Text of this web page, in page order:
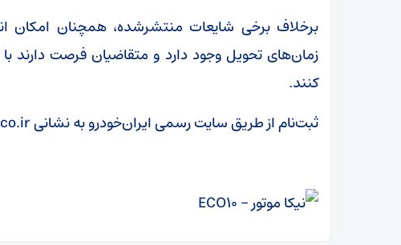
برخلاف برخی شایعات منتشرشده، همچنان امکان
زمان‌های تحویل وجود دارد و متقاضیان فرصت دارند
کنند.
ثبت‌نام از طریق سایت رسمی ایران‌خودرو به نشانی ikco.ir در حال انجام است.